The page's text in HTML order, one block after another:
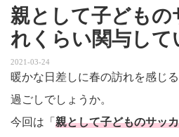
親として子ども
れくらい関与して
2021-03-24
暖かな日差しに春の訪れを感じ
過ごしでしょうか。
今回は「 親として子どものサッ